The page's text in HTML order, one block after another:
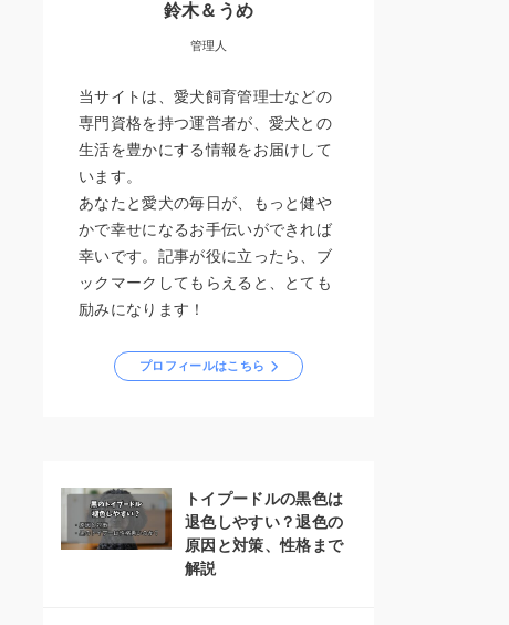
鈴木＆うめ
管理人
当サイトは、愛犬飼育管理士などの
専門資格を持つ運営者が、愛犬との
生活を豊かにする情報をお届けして
います。
あなたと愛犬の毎日が、もっと健や
かで幸せになるお手伝いができれば
幸いです。記事が役に立ったら、ブ
ックマークしてもらえると、とても
励みになります！
プロフィールはこちら
トイプードルの黒色は
退色しやすい？退色の
原因と対策、性格まで
解説